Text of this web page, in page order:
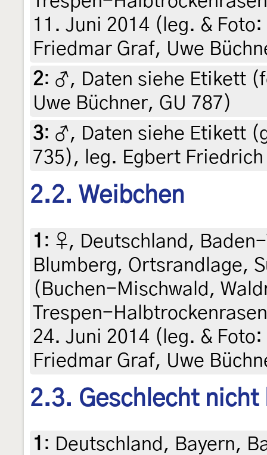
11. Juni 2014 (leg. &
Friedmar Graf, Uwe
2: ♂, Daten siehe Etikett
Uwe Büchner, GU 787)
3: ♂, Daten siehe Etikett
735), leg. Egbert Friedrich
2.2. Weibchen
1 : ♀, Deutschland,
Blumberg, Ortsrandlage,
(Buchen-Mischwald,
Trespen-
24. Juni 2014 (leg. &
Friedmar Graf, Uwe
2.3. Geschlecht nicht
1 : Deutschland, Bayern,